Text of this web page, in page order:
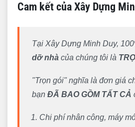
Cam kết của Xây Dựng
Tại Xây Dựng Minh Duy,
dỡ nhà của chúng tôi là
"Trọn gói" nghĩa là đơn giá
bạn ĐÃ BAO GỒM TẤT CẢ
Chi phí nhân công, máy